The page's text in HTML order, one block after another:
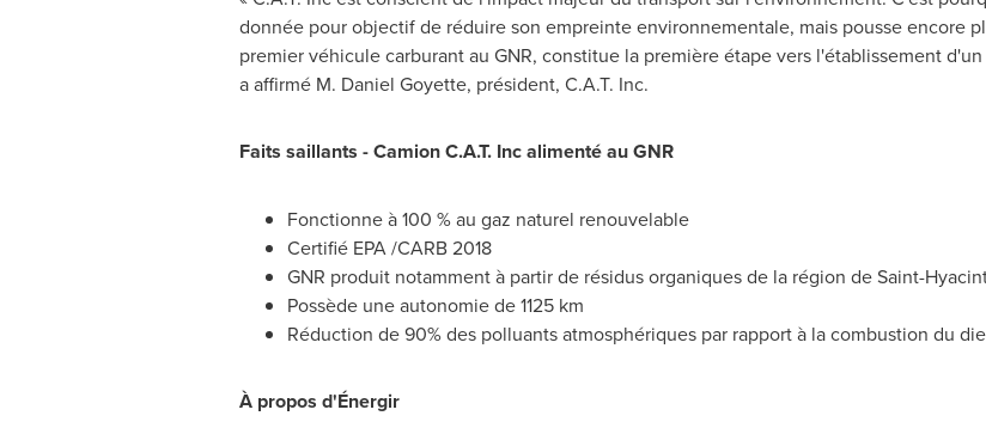
donnée pour objectif de réduire son empreinte environnementale, mais pousse encore
premier véhicule carburant au GNR, constitue la première étape vers l'établissement
a affirmé M. Daniel Goyette, président, C.A.T. Inc.
Faits saillants - Camion C.A.T. Inc alimenté au GNR
Fonctionne à 100 % au gaz naturel renouvelable
Certifié EPA /CARB 2018
GNR produit notamment à partir de résidus organiques de la région deSaint-
Possède une autonomie de 1125 km
Réduction de 90% des polluants atmosphériques par rapport à la combustion du
À propos d'Énergir